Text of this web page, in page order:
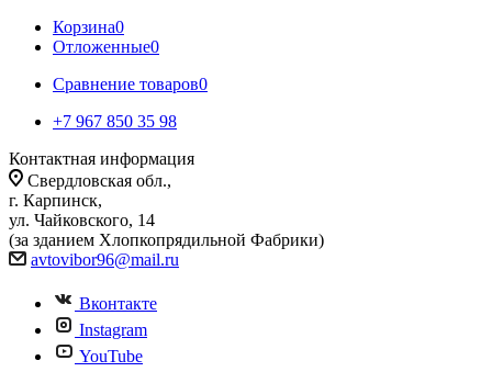
Корзина0
Отложенные0
Сравнение товаров0
+7 967 850 35 98
Контактная информация
Свердловская обл.,
г. Карпинск,
ул. Чайковского, 14
(за зданием Хлопкопрядильной Фабрики)
avtovibor96@mail.ru
Вконтакте
Instagram
YouTube